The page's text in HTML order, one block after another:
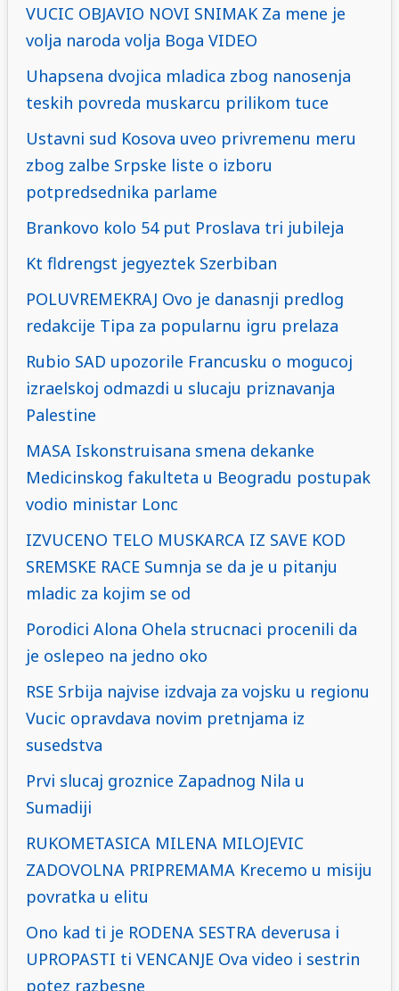
VUCIC OBJAVIO NOVI SNIMAK Za mene je
volja naroda volja Boga VIDEO
Uhapsena dvojica mladica zbog nanosenja
teskih povreda muskarcu prilikom tuce
Ustavni sud Kosova uveo privremenu meru
zbog zalbe Srpske liste o izboru
potpredsednika parlame
Brankovo kolo 54 put Proslava tri jubileja
Kt fldrengst jegyeztek Szerbiban
POLUVREMEKRAJ Ovo je danasnji predlog
redakcije Tipa za popularnu igru prelaza
Rubio SAD upozorile Francusku o mogucoj
izraelskoj odmazdi u slucaju priznavanja
Palestine
MASA Iskonstruisana smena dekanke
Medicinskog fakulteta u Beogradu postupak
vodio ministar Lonc
IZVUCENO TELO MUSKARCA IZ SAVE KOD
SREMSKE RACE Sumnja se da je u pitanju
mladic za kojim se od
Porodici Alona Ohela strucnaci procenili da
je oslepeo na jedno oko
RSE Srbija najvise izdvaja za vojsku u regionu
Vucic opravdava novim pretnjama iz
susedstva
Prvi slucaj groznice Zapadnog Nila u
Sumadiji
RUKOMETASICA MILENA MILOJEVIC
ZADOVOLNA PRIPREMAMA Krecemo u misiju
povratka u elitu
Ono kad ti je RODENA SESTRA deverusa i
UPROPASTI ti VENCANJE Ova video i sestrin
potez razbesne